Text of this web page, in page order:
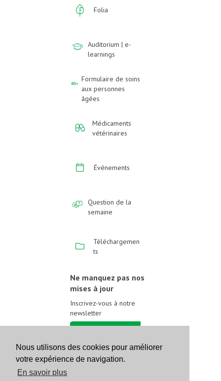
Nous utilisons des cookies pour améliorer
votre expérience de navigation.
En savoir plus
Folia
Auditorium | e-
learnings
Formulaire de soins
aux personnes
âgées
Médicaments
vétérinaires
Événements
Question de la
semaine
Téléchargemen
ts
Ne manquez pas nos
mises à jour
Inscrivez-vous à notre
newsletter
Suivez-nous sur les